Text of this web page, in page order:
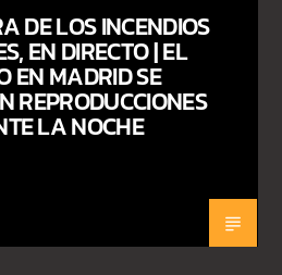
DE LOS INCENDIOS
EN DIRECTO | EL
EN MADRID SE
REPRODUCCIONES
LA NOCHE